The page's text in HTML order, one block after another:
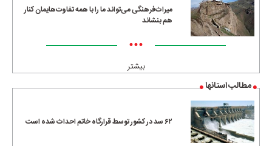
میراث‌فرهنگی می‌تواند ما را با همه تفاوت‌هایمان کنار
هم بنشاند
•••
بیشتر
مطالب استانها
۶۲ سد در کشور توسط قرارگاه خاتم احداث شده است